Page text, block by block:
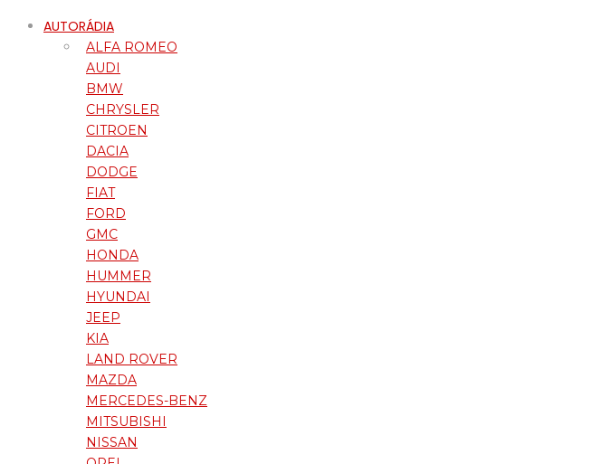
AUTORÁDIA
ALFA ROMEO
AUDI
BMW
CHRYSLER
CITROEN
DACIA
DODGE
FIAT
FORD
GMC
HONDA
HUMMER
HYUNDAI
JEEP
KIA
LAND ROVER
MAZDA
MERCEDES-BENZ
MITSUBISHI
NISSAN